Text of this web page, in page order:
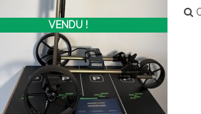
VENDU !